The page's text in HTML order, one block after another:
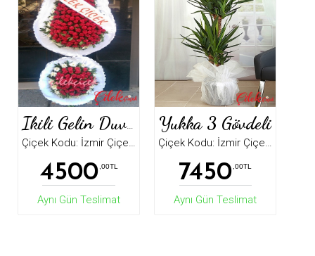
Ikili Gelin Duvak Çelenk
Çiçek Kodu: İzmir Çiçek4991
4500 ,00TL
Aynı Gün Teslimat
Yukka 3 Gövdeli
Çiçek Kodu: İzmir Çiçek5501
7450 ,00TL
Aynı Gün Teslimat